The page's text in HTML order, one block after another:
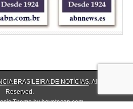
BRASILEIRA DE NOTÍCIAS. All Rights
Reserved.
Theme bybavotasan.com.